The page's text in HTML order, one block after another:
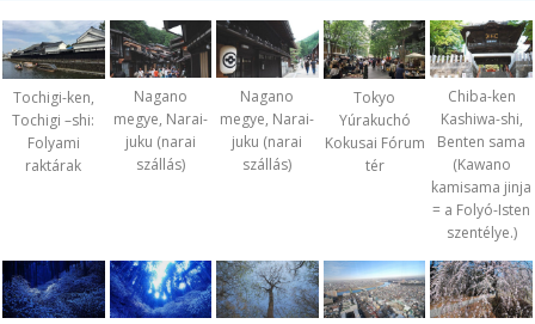
Tochigi-ken,
Tochigi –shi:
Folyami
raktárak
Nagano
megye, Narai-
juku (narai
szállás)
Nagano
megye, Narai-
juku (narai
szállás)
Tokyo
Yúrakuchó
Kokusai Fórum
tér
Chiba-ken
Kashiwa-shi,
Benten sama
(Kawano
kamisama jinja
= a Folyó-Isten
szentélye.)